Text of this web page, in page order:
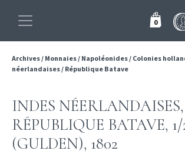
0
Archives/ Monnaies/ Napoléonides/ Colonies
néerlandaises/ République Batave
INDES NÉERLANDAISES,
RÉPUBLIQUE BATAVE,
(GULDEN), 1802